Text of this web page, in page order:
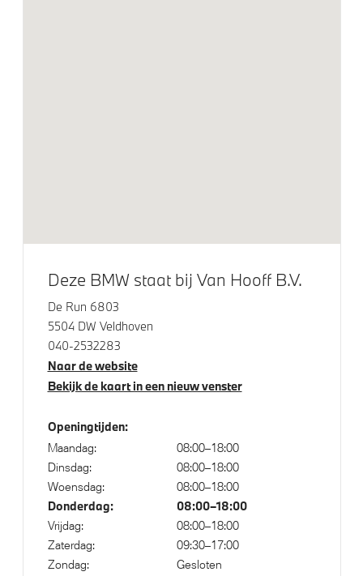
Head-up display
Exterieur
Glazen panoramadak Sky Lounge
Extra getint glas in achterportierruiten en achterruit
Extra getint glas
Raamomlijsting M hoogglans Shadow Line
22 inch LM M V-Spaak (Styling 755 M) in Jet Black
BMW Iconic Glow kristalkoplampen
M Carbonschwarz metallic
Deze BMW staat bij Van Hooff B.V.
De Run 6803
5504 DW Veldhoven
040-2532283
Naar de website
Bekijk de kaart in een nieuw venster
Openingtijden:
Maandag:
08:00–18:00
Dinsdag:
08:00–18:00
Woensdag:
08:00–18:00
Donderdag: 08:00–18:00
Vrijdag:
08:00–18:00
Zaterdag:
09:30–17:00
Zondag:
Gesloten